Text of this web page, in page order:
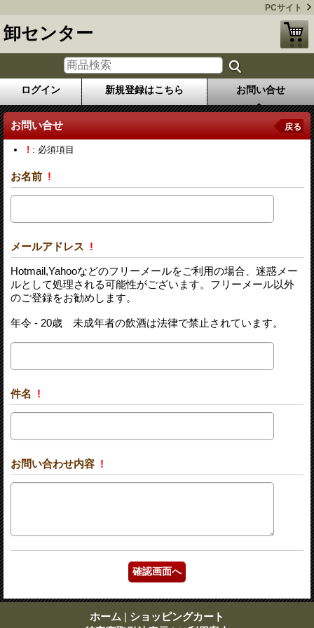
PCサイト
卸センター
ログイン 新規登録はこちら お問い合せ
お問い合せ 戻る
! : 必須項目
お名前 !
メールアドレス !
Hotmail,Yahooなどのフリーメールをご利用の場合、迷惑メー
ルとして処理される可能性がございます。フリーメール以外
のご登録をお勧めします。
年令 - 20歳 未成年者の飲酒は法律で禁止されています。
件名 !
お問い合わせ内容 !
ホーム | ショッピングカート